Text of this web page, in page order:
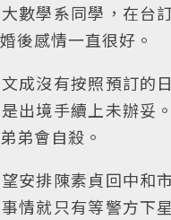
數學系同學，在台
後感情一直很好。
成沒有按照預訂的
出境手續上未辦妥
弟會自殺。
安排陳素貞回中和
情就只有等警方下